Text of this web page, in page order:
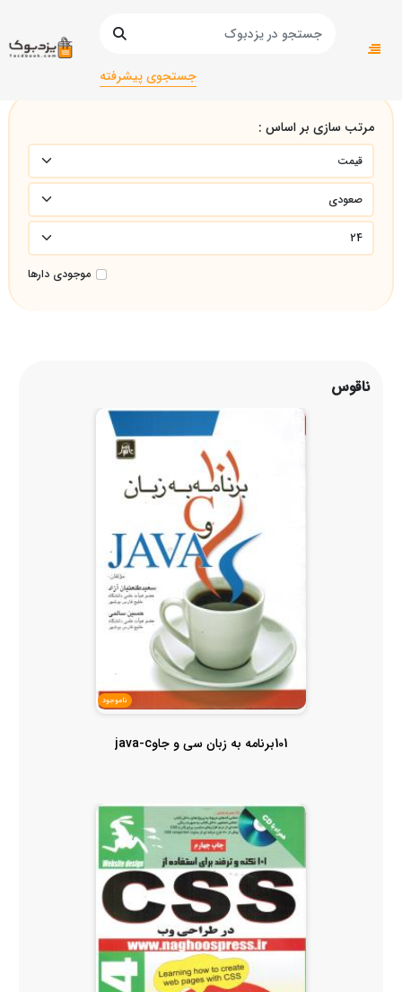
جستجوی پیشرفته
صفحه اصلی
مرتب سازی بر اساس :
موجودی دارها
ناقوس
ناموجود
101برنامه به زبان سی و جاوjava-c